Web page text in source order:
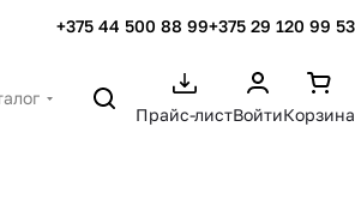
+375 44 500 88 99+375 29 120 99 53
Прайс-листВойтиКорзина